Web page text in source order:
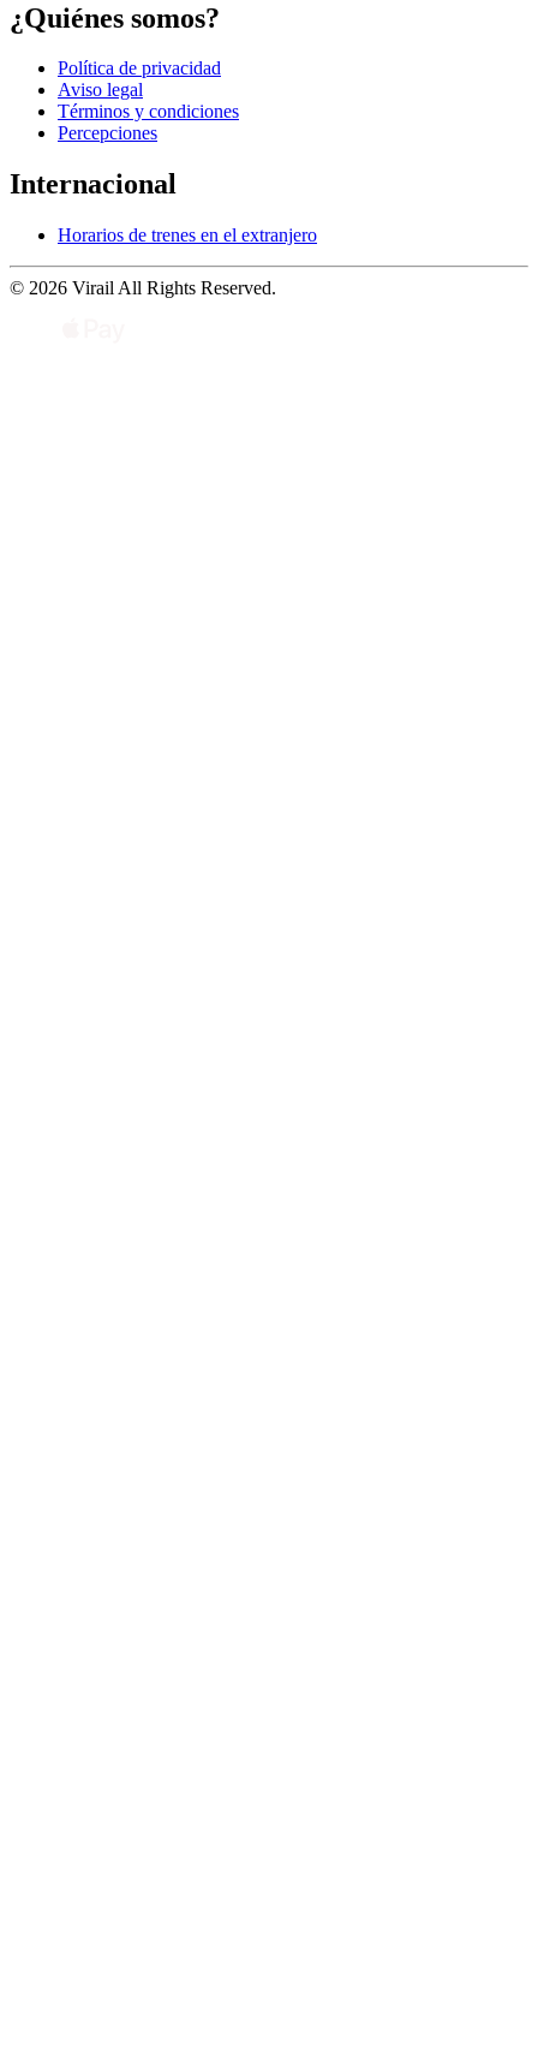
¿Quiénes somos?
Política de privacidad
Aviso legal
Términos y condiciones
Percepciones
Internacional
Horarios de trenes en el extranjero
© 2026 Virail All Rights Reserved.